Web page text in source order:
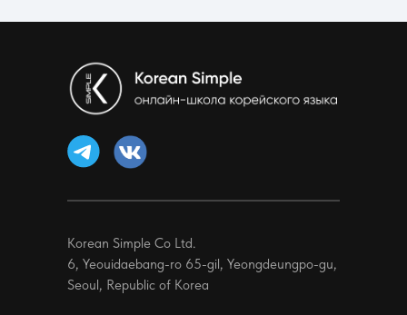
Korean Simple Co Ltd.
6, Yeouidaebang-ro 65-gil, Yeongdeungpo-gu,
Seoul, Republic of Korea